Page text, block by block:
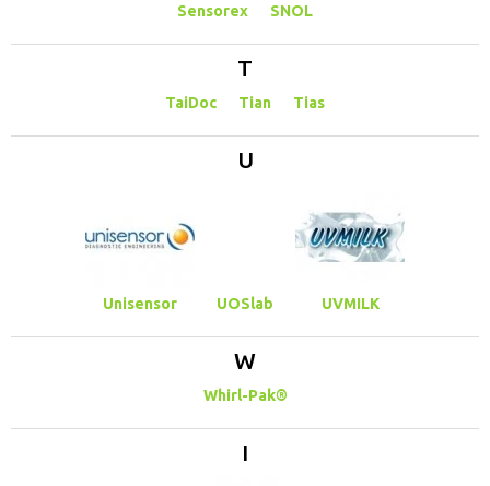
Sensorex SNOL
T
TaiDoc Tian Tias
U
Unisensor UOSlab UVMILK
W
Whirl-Pak®
І